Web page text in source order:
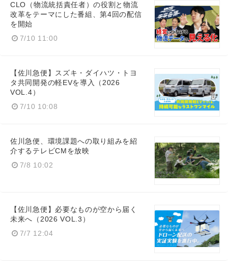
CLO（物流統括責任者）の役割と物流
改革をテーマにした番組、第4回の配信
を開始
7/10 11:00
【佐川急便】スズキ・ダイハツ・トヨ
タ共同開発の軽EVを導入（2026
VOL.4）
7/10 10:08
佐川急便、環境課題への取り組みを紹
介するテレビCMを放映
7/8 10:02
【佐川急便】必要なものが空から届く
未来へ（2026 VOL.3）
7/7 12:04